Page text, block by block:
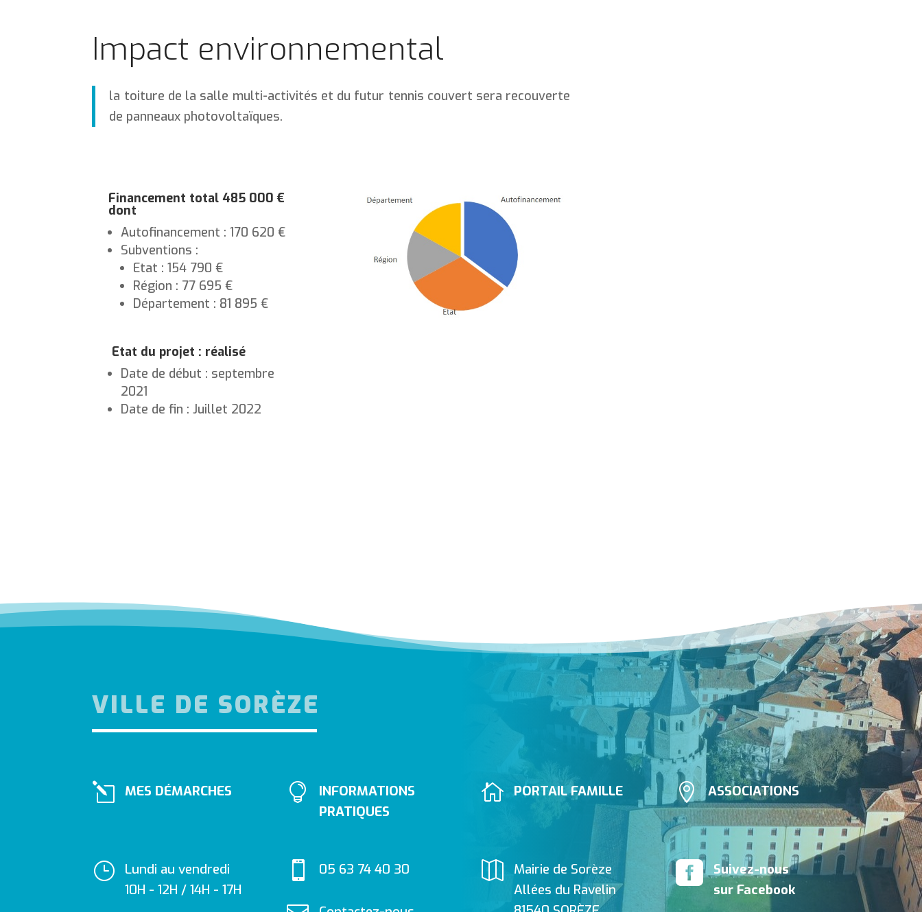
Impact environnemental
la toiture de la salle multi-activités et du futur tennis couvert sera recouverte
de panneaux photovoltaïques.
Financement total 485 000 €
dont
Autofinancement : 170 620 €
Subventions :
Etat : 154 790 €
Région : 77 695 €
Département : 81 895 €
Etat du projet : réalisé
Date de début : septembre
2021
Date de fin : Juillet 2022
VILLE DE SORÈZE
l MES DÉMARCHES 
INFORMATIONS
PRATIQUES
 PORTAIL FAMILLE  ASSOCIATIONS
}
Lundi au vendredi
10H - 12H / 14H - 17H
 05 63 74 40 30 
Mairie de Sorèze
Allées du Ravelin

Suivez-nous
sur Facebook